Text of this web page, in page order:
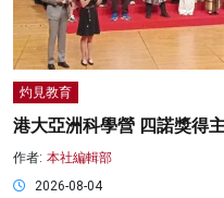
灼見教育
港大亞洲科學營 四諾獎得
作者: 本社編輯部
2026-08-04